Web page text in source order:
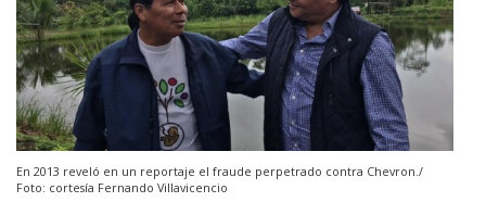
En 2013 reveló en un reportaje el fraude perpetrado contra Chevron./
Foto: cortesía Fernando Villavicencio